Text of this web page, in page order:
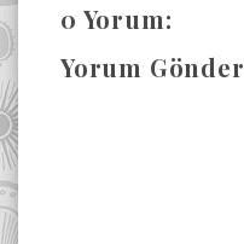
0 Yorum:
Yorum Gönder